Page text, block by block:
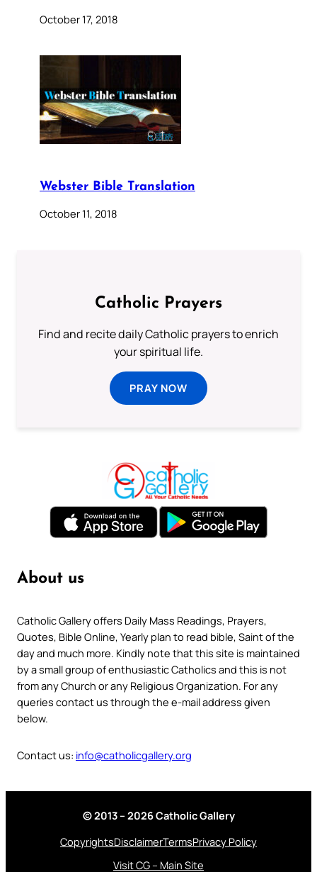
October 17, 2018
Webster Bible Translation
October 11, 2018
Catholic Prayers
Find and recite daily Catholic prayers to enrich
your spiritual life.
PRAY NOW
About us
Catholic Gallery offers Daily Mass Readings, Prayers,
Quotes, Bible Online, Yearly plan to read bible, Saint of the
day and much more. Kindly note that this site is maintained
by a small group of enthusiastic Catholics and this is not
from any Church or any Religious Organization. For any
queries contact us through the e-mail address given
below.
Contact us: info@catholicgallery.org
© 2013 – 2026 Catholic Gallery
CopyrightsDisclaimerTermsPrivacy Policy
Visit CG – Main Site